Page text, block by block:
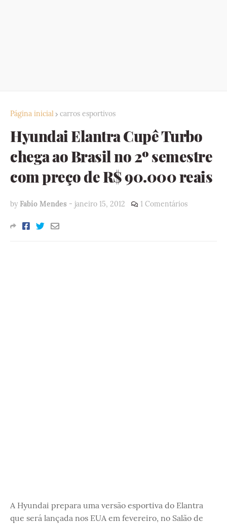
Página inicial carros esportivos
Hyundai Elantra Cupê Turbo
chega ao Brasil no 2º semestre
com preço de R$ 90.000 reais
by Fabio Mendes - janeiro 15, 2012 1 Comentários
A Hyundai prepara uma versão esportiva do Elantra
que será lançada nos EUA em fevereiro, no Salão de